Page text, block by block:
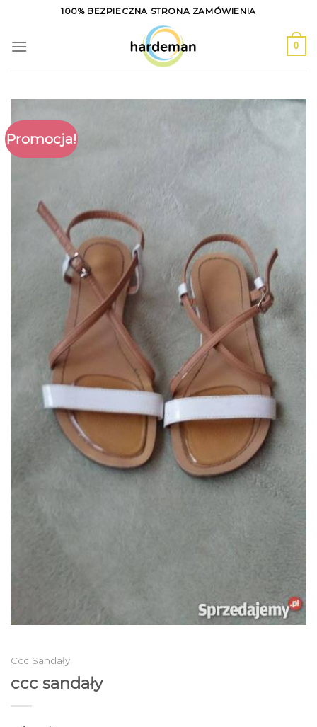
content
100% BEZPIECZNA STRONA ZAMÓWIENIA
0
Promocja!
Ccc Sandały
ccc sandały